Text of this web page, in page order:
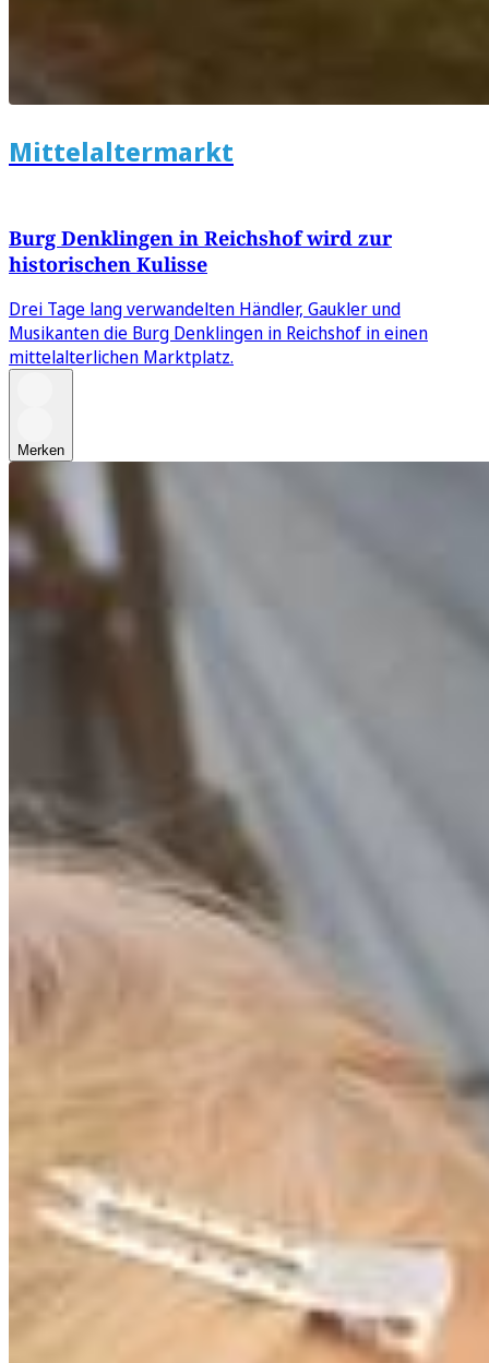
Mittelaltermarkt
Burg Denklingen in Reichshof wird zur
historischen Kulisse
Drei Tage lang verwandelten Händler, Gaukler und
Musikanten die Burg Denklingen in Reichshof in einen
mittelalterlichen Marktplatz.
Merken